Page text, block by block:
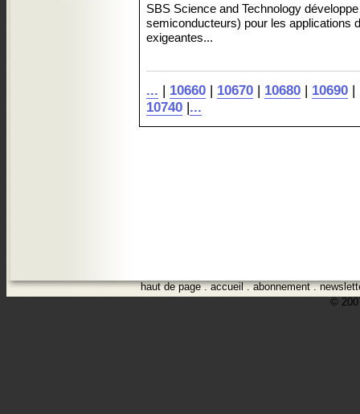
SBS Science and Technology
semiconducteurs) pour les applications
exigeantes...
... | 10660 | 10670 | 10680 | 10690 |
10740 |...
haut de page.accueil.abonnement.
©